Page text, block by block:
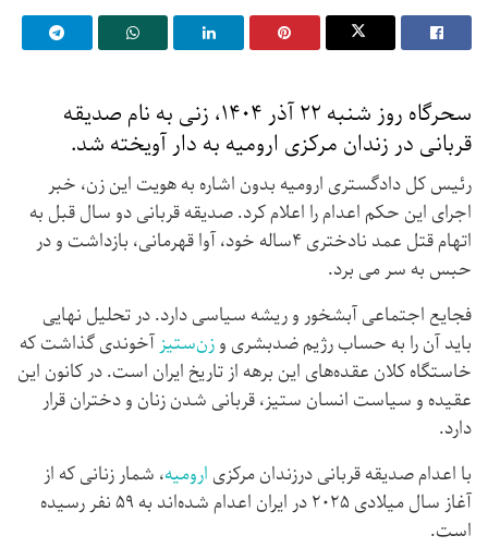
سحرگاه روز شنبه ۲۲ آذر ۱۴۰۴، زنی به نام صدیقه
قربانی در زندان مرکزی ارومیه به دار آویخته شد.
رئیس کل دادگستری ارومیه بدون اشاره به هویت این زن، خبر
اجرای این حکم اعدام را اعلام کرد. صدیقه قربانی دو سال قبل به
اتهام قتل عمد نادختری ۴ساله خود، آوا قهرمانی، بازداشت و در
حبس به سر می برد.
فجایع اجتماعی آبشخور و ریشه سیاسی دارد. در تحلیل نهایی
باید آن را به حساب رژیم ضدبشری وزن‌ستیزآخوندی گذاشت که
خاستگاه کلان عقده‌های این برهه از تاریخ ایران است. در کانون این
عقیده و سیاست انسان ستیز، قربانی شدن زنان و دختران قرار
دارد.
با اعدام صدیقه قربانی درزندان مرکزی ارومیه، شمار زنانی که از
آغاز سال میلادی ۲۰۲۵ در ایران اعدام شده‌اند به ۵۹ نفر رسیده
است.